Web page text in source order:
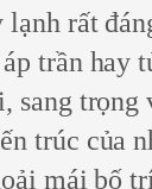
rất
trần hay
trọng
trúc của
mái bố